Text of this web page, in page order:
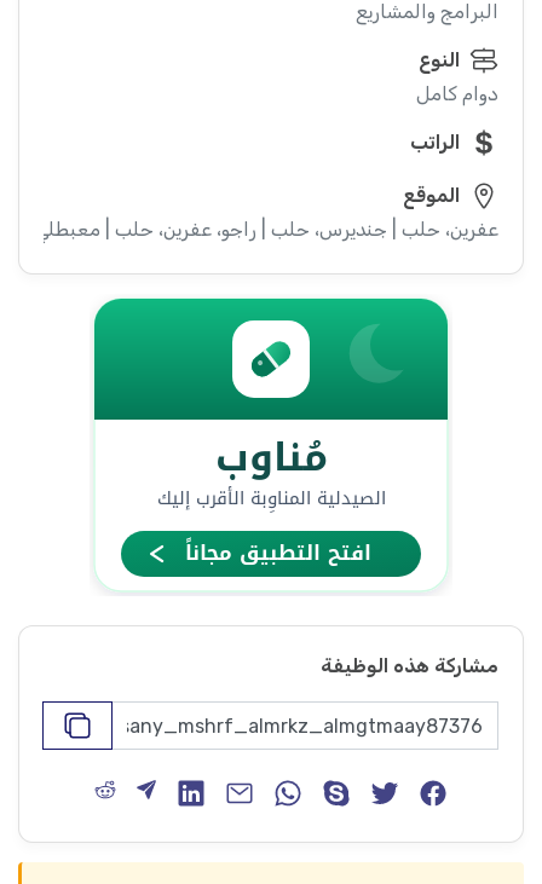
البرامج والمشاريع
النوع
دوام كامل
الراتب
الموقع
عفرين، حلب | جنديرس، حلب | راجو، عفرين، حلب | معبطلي،
مشاركة هذه الوظيفة